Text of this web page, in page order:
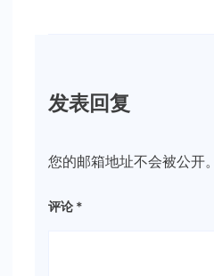
发表回复
您的邮箱地址不会被公开。
评论 *